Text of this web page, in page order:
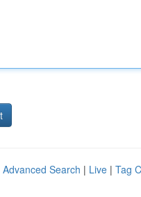
Advanced Search | Live | Tag